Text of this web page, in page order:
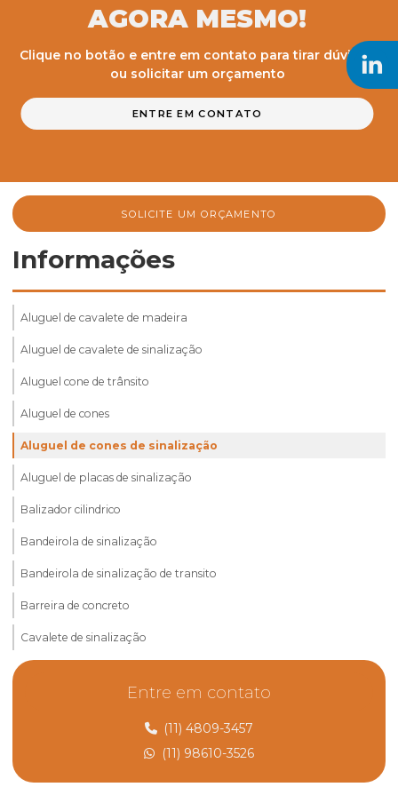
AGORA MESMO!
Clique no botão e entre em contato para tirar dúvidas
ou solicitar um orçamento
ENTRE EM CONTATO
SOLICITE UM ORÇAMENTO
Informações
Aluguel de cavalete de madeira
Aluguel de cavalete de sinalização
Aluguel cone de trânsito
Aluguel de cones
Aluguel de cones de sinalização
Aluguel de placas de sinalização
Balizador cilindrico
Bandeirola de sinalização
Bandeirola de sinalização de transito
Barreira de concreto
Cavalete de sinalização
Comprar cones de sinalização
Cone de sinalização de borracha
Entre em contato
(11) 4809-3457
(11) 98610-3526